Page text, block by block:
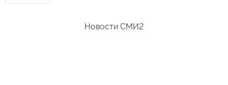
Новости СМИ2